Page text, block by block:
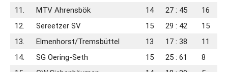
11.
MTV Ahrensbök 14 27 : 45
16
12.
Sereetzer SV 15 29 : 42
15
13.
Elmenhorst/Tremsbüttel 13 17 : 38
11
14.
SG Oering-Seth 15 25 : 61
8